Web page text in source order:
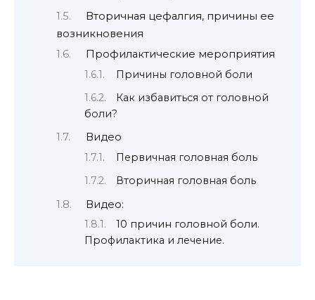
Вторичная цефалгия, причины ее
возникновения
Профилактические мероприятия
Причины головной боли
Как избавиться от головной
боли?
Видео
Первичная головная боль
Вторичная головная боль
Видео:
10 причин головной боли.
Профилактика и лечение.